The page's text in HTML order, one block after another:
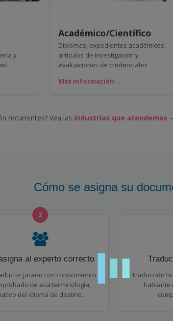
y
Académico/Científico
Diplomas, expedientes académicos,
artículos de investigación y
evaluaciones de credenciales
Más información →
recurrentes? Vea las industrias que atendemos
Cómo se asigna su
2
al experto correcto
jurado con conocimiento
de esa terminología,
del idioma de destino.
Traducción
hablante